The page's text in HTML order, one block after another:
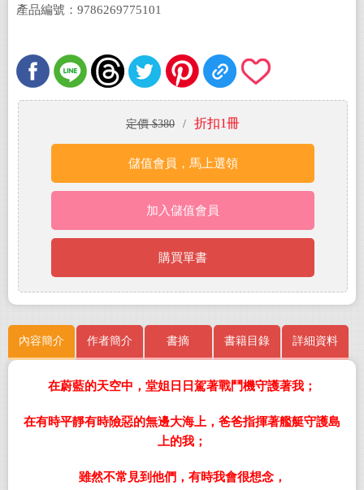
產品編號：9786269775101
定價 $380 / 折扣1冊
儲值會員，馬上選領
加入儲值會員
購買單書
內容簡介 作者簡介 書摘 書籍目錄 詳細資料
在蔚藍的天空中，堂姐日日駕著戰鬥機守護著我；
在有時平靜有時險惡的無邊大海上，爸爸指揮著艦艇守護島
上的我；
雖然不常見到他們，有時我會很想念，